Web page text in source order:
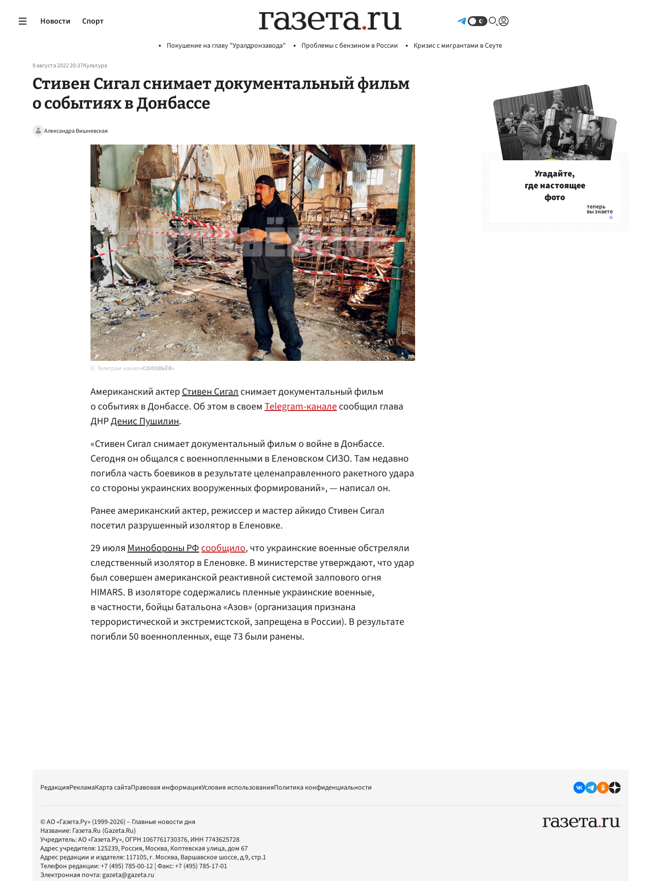
Новости Спорт
Покушение на главу "Уралдронзавода" Проблемы с бензином в России Кризис с мигрантами в Сеуте
9 августа 2022 20:37Культура
Стивен Сигал снимает документальный фильм
о событиях в Донбассе
Александра Вишневская
Телеграм-канал«СОЛОВЬЁВ»
Американский актерСтивен Сигалснимает документальный фильм
о событиях в Донбассе. Об этом в своем Telegram-каналесообщил глава
ДНРДенис Пушилин.
«Стивен Сигал снимает документальный фильм о войне в Донбассе.
Сегодня он общался с военнопленными в Еленовском СИЗО. Там недавно
погибла часть боевиков в результате целенаправленного ракетного удара
со стороны украинских вооруженных формирований», — написал он.
Ранее американский актер, режиссер и мастер айкидо Стивен Сигал
посетил разрушенный изолятор в Еленовке.
29 июляМинобороны РФсообщило, что украинские военные обстреляли
следственный изолятор в Еленовке. В министерстве утверждают, что удар
был совершен американской реактивной системой залпового огня
HIMARS. В изоляторе содержались пленные украинские военные,
в частности, бойцы батальона «Азов» (организация признана
террористической и экстремистской, запрещена в России). В результате
погибли 50 военнопленных, еще 73 были ранены.
Угадайте,
где настоящее
фото
РедакцияРекламаКарта сайтаПравовая информацияУсловия использованияПолитика конфиденциальности
© АО «Газета.Ру» (1999-2026) – Главные новости дня
Название: Газета.Ru (Gazeta.Ru)
Учредитель:АО «Газета.Ру», ОГРН 1067761730376, ИНН 7743625728
Адрес учредителя: 125239, Россия, Москва, Коптевская улица, дом 67
Адрес редакции и издателя: 117105, г. Москва, Варшавское шоссе, д.9, стр.1
Телефон редакции:+7 (495) 785-00-12 | Факс:+7 (495) 785-17-01
Электронная почта:gazeta@gazeta.ru